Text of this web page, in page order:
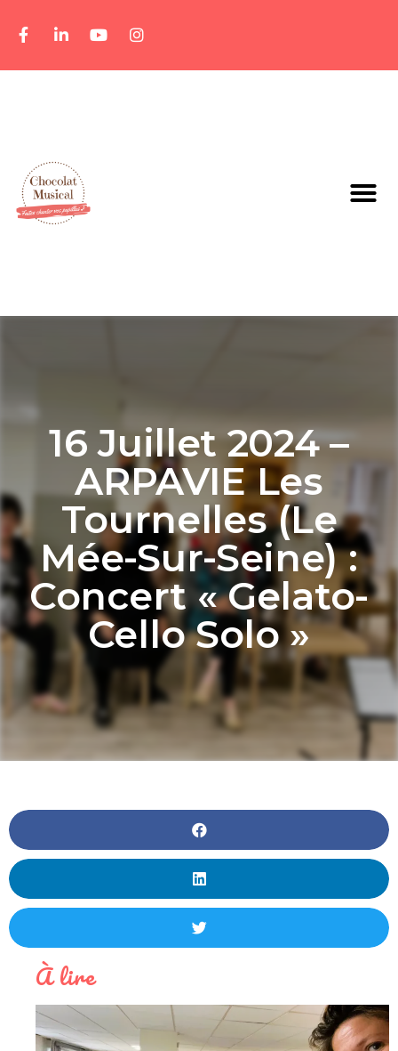
16 Juillet 2024 –
ARPAVIE Les
Tournelles (Le
Mée-Sur-Seine) :
Concert « Gelato-
Cello Solo »
À lire